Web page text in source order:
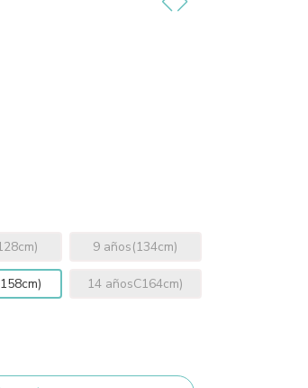
9 años(134cm)
14 añosC164cm)